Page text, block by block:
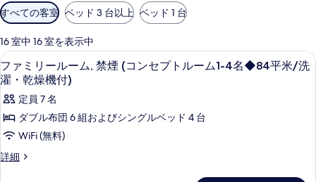
利
用
可
能
な
客
室
の
絞
込
すべての客室 ベッド 3 台以上 ベッド 1 台
16 室中 16 室を表示中
フ
ァ
ミ
リ
ー
ル
3
ファミリールーム, 禁煙 (コンセプトルーム1-4名◆84平米/洗
濯・乾燥機付)
定員 7 名
ダブル布団 6 組およびシングルベッド 4 台
WiFi (無料)
詳細
フ